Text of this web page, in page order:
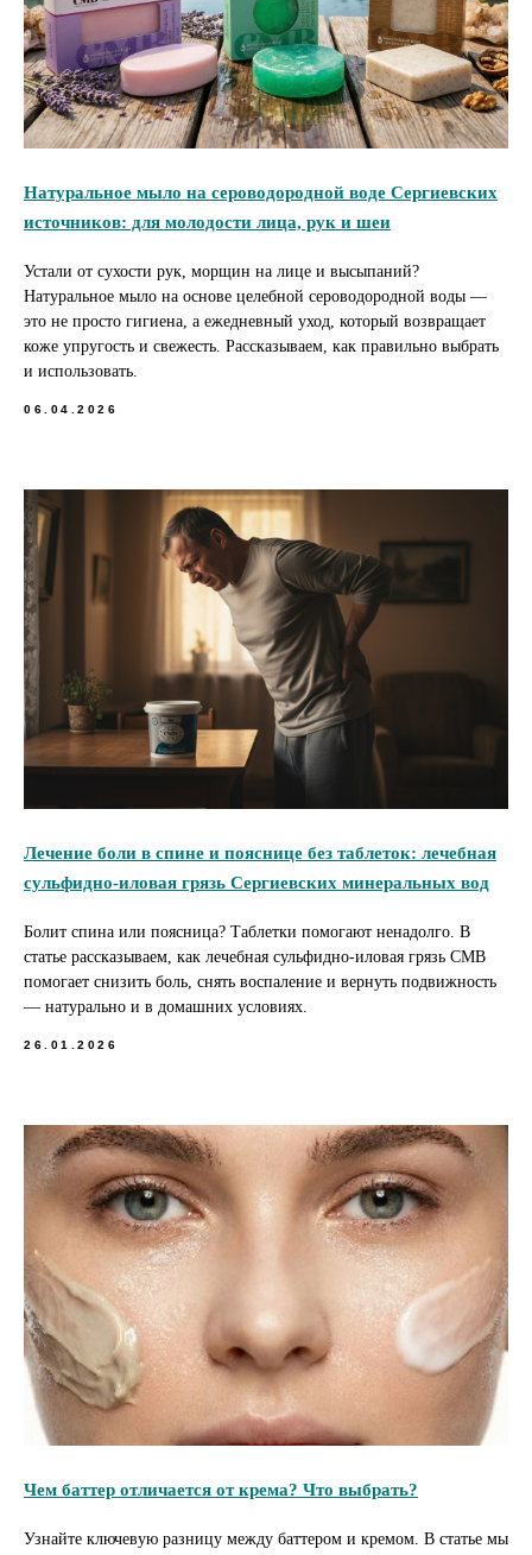
Натуральное мыло на сероводородной воде Сергиевских
источников: для молодости лица, рук и шеи
Устали от сухости рук, морщин на лице и высыпаний?
Натуральное мыло на основе целебной сероводородной воды —
это не просто гигиена, а ежедневный уход, который возвращает
коже упругость и свежесть. Рассказываем, как правильно выбрать
и использовать.
06.04.2026
Лечение боли в спине и пояснице без таблеток: лечебная
сульфидно-иловая грязь Сергиевских минеральных вод
Болит спина или поясница? Таблетки помогают ненадолго. В
статье рассказываем, как лечебная сульфидно-иловая грязь СМВ
помогает снизить боль, снять воспаление и вернуть подвижность
— натурально и в домашних условиях.
26.01.2026
Чем баттер отличается от крема? Что выбрать?
Узнайте ключевую разницу между баттером и кремом. В статье мы